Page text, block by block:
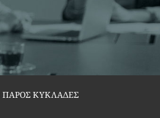
ΠΑΡΟΣ ΚΥΚΛΑΔΕΣ